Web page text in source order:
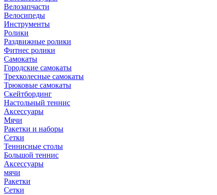
Велозапчасти
Велосипеды
Инструменты
Ролики
Раздвижные ролики
Фитнес ролики
Самокаты
Городские самокаты
Трехколесные самокаты
Трюковые самокаты
Скейтбординг
Настольный теннис
Аксессуары
Мячи
Ракетки и наборы
Сетки
Теннисные столы
Большой теннис
Аксессуары
мячи
Ракетки
Сетки